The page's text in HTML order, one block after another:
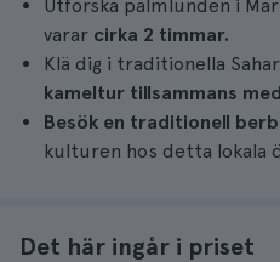
Utforska palmlunden i
varar cirka 2 timmar.
Klä dig i traditionella
kameltur tillsammans
Besök en traditionell
kulturen hos detta lokala
Det här ingår i priset